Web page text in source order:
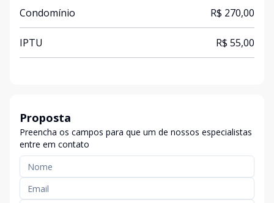
Condomínio R$ 270,00
IPTU R$ 55,00
Proposta
Preencha os campos para que um de nossos especialistas
entre em contato